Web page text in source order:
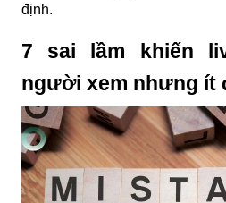
định.
7 sai lầm khiến
người xem nhưng ít